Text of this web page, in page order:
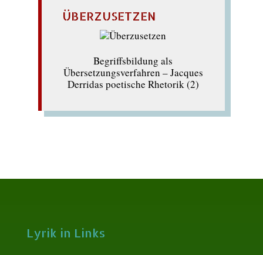
ÜBERZUSETZEN
Begriffsbildung als
Übersetzungsverfahren – Jacques
Derridas poetische Rhetorik (2)
Lyrik in Links